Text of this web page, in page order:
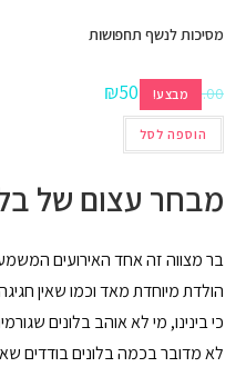
מבצע!
מסיכות לנשף תחפושות
₪100.00
₪50.00
הוספה לסל
מבחר עצום של
בר מצווה זה אחד האירועים
הולדת מיוחדת מאד וכמו שאין
כי בינינו, מי לא אוהב בלונים
לא מדובר בכמה בלונים בודדים